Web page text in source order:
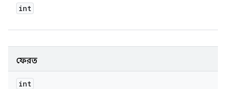
int
ফেরত
int